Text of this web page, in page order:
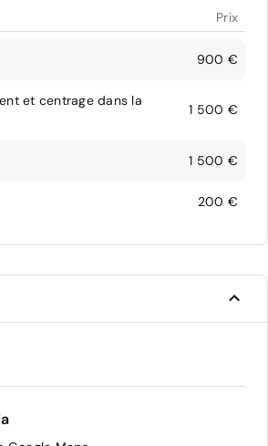
Prix
900 €
et centrage dans la
1 500 €
1 500 €
200 €